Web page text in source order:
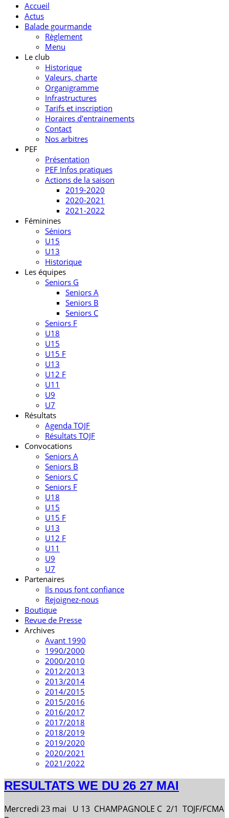
Accueil
Actus
Balade gourmande
Règlement
Menu
Le club
Historique
Valeurs, charte
Organigramme
Infrastructures
Tarifs et inscription
Horaires d'entrainements
Contact
Nos arbitres
PEF
Présentation
PEF Infos pratiques
Actions de la saison
2019-2020
2020-2021
2021-2022
Féminines
Séniors
U15
U13
Historique
Les équipes
Seniors G
Seniors A
Seniors B
Seniors C
Seniors F
U18
U15
U15 F
U13
U12 F
U11
U9
U7
Résultats
Agenda TOJF
Résultats TOJF
Convocations
Seniors A
Seniors B
Seniors C
Seniors F
U18
U15
U15 F
U13
U12 F
U11
U9
U7
Partenaires
Ils nous font confiance
Rejoignez-nous
Boutique
Revue de Presse
Archives
Avant 1990
1990/2000
2000/2010
2012/2013
2013/2014
2014/2015
2015/2016
2016/2017
2017/2018
2018/2019
2019/2020
2020/2021
2021/2022
RESULTATS WE DU 26 27 MAI
Mercredi 23 mai U 13 CHAMPAGNOLE C 2/1 TOJF/FCMA